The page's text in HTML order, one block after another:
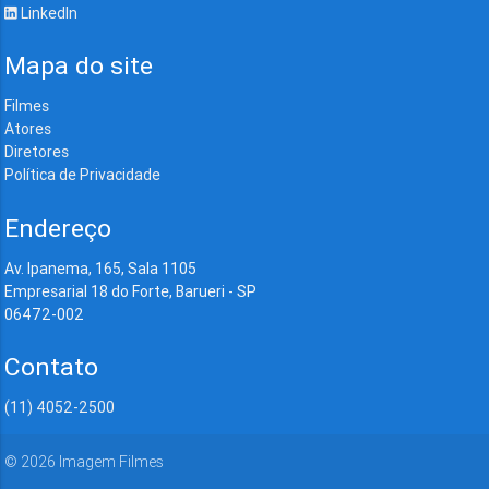
LinkedIn
Mapa do site
Filmes
Atores
Diretores
Política de Privacidade
Endereço
Av. Ipanema, 165, Sala 1105
Empresarial 18 do Forte, Barueri - SP
06472-002
Contato
(11) 4052-2500
© 2026 Imagem Filmes